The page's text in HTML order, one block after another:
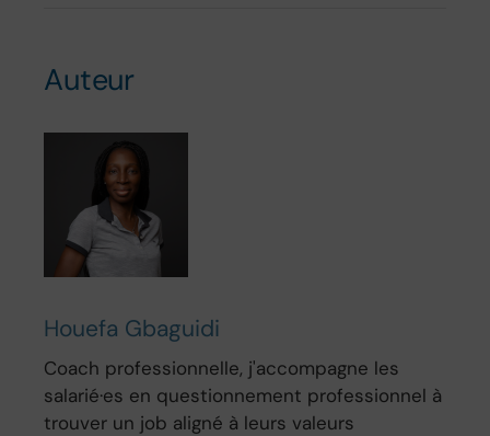
Auteur
Houefa Gbaguidi
Coach professionnelle, j'accompagne les
salarié·es en questionnement professionnel à
trouver un job aligné à leurs valeurs